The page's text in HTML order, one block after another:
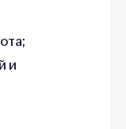
и